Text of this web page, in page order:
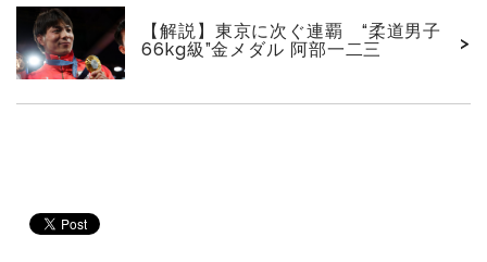
【解説】東京に次ぐ連覇 “柔道男子
66kg級”金メダル 阿部一二三
>